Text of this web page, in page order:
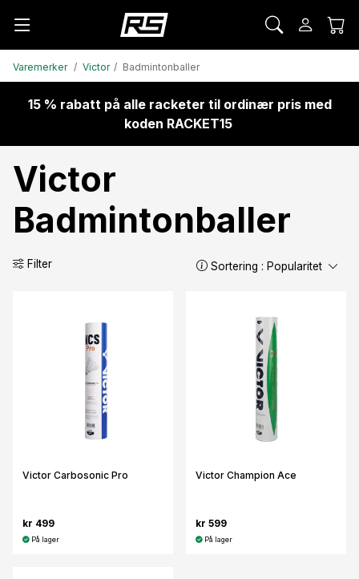
Varemerker Victor Badmintonballer
15 % rabatt på alle racketer til ordinær pris med
koden RACKET15
Victor
Badmintonballer
Filter Sortering : Popularitet
Victor Carbosonic Pro
kr 499
På lager
Victor Champion Ace
kr 599
På lager